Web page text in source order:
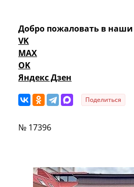
Добро пожаловать в наши
VK
MAX
OK
Яндекс Дзен
Поделиться
№ 17396